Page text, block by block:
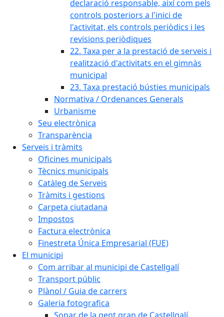
declaració responsable, així com pels
controls posteriors a l'inici de
l'activitat, els controls periòdics i les
revisions periòdiques
22. Taxa per a la prestació de serveis i
realització d'activitats en el gimnàs
municipal
23. Taxa prestació bústies municipals
Normativa / Ordenances Generals
Urbanisme
Seu electrònica
Transparència
Serveis i tràmits
Oficines municipals
Tècnics municipals
Catàleg de Serveis
Tràmits i gestions
Carpeta ciutadana
Impostos
Factura electrònica
Finestreta Única Empresarial (FUE)
El municipi
Com arribar al municipi de Castellgalí
Transport públic
Plànol / Guia de carrers
Galeria fotografica